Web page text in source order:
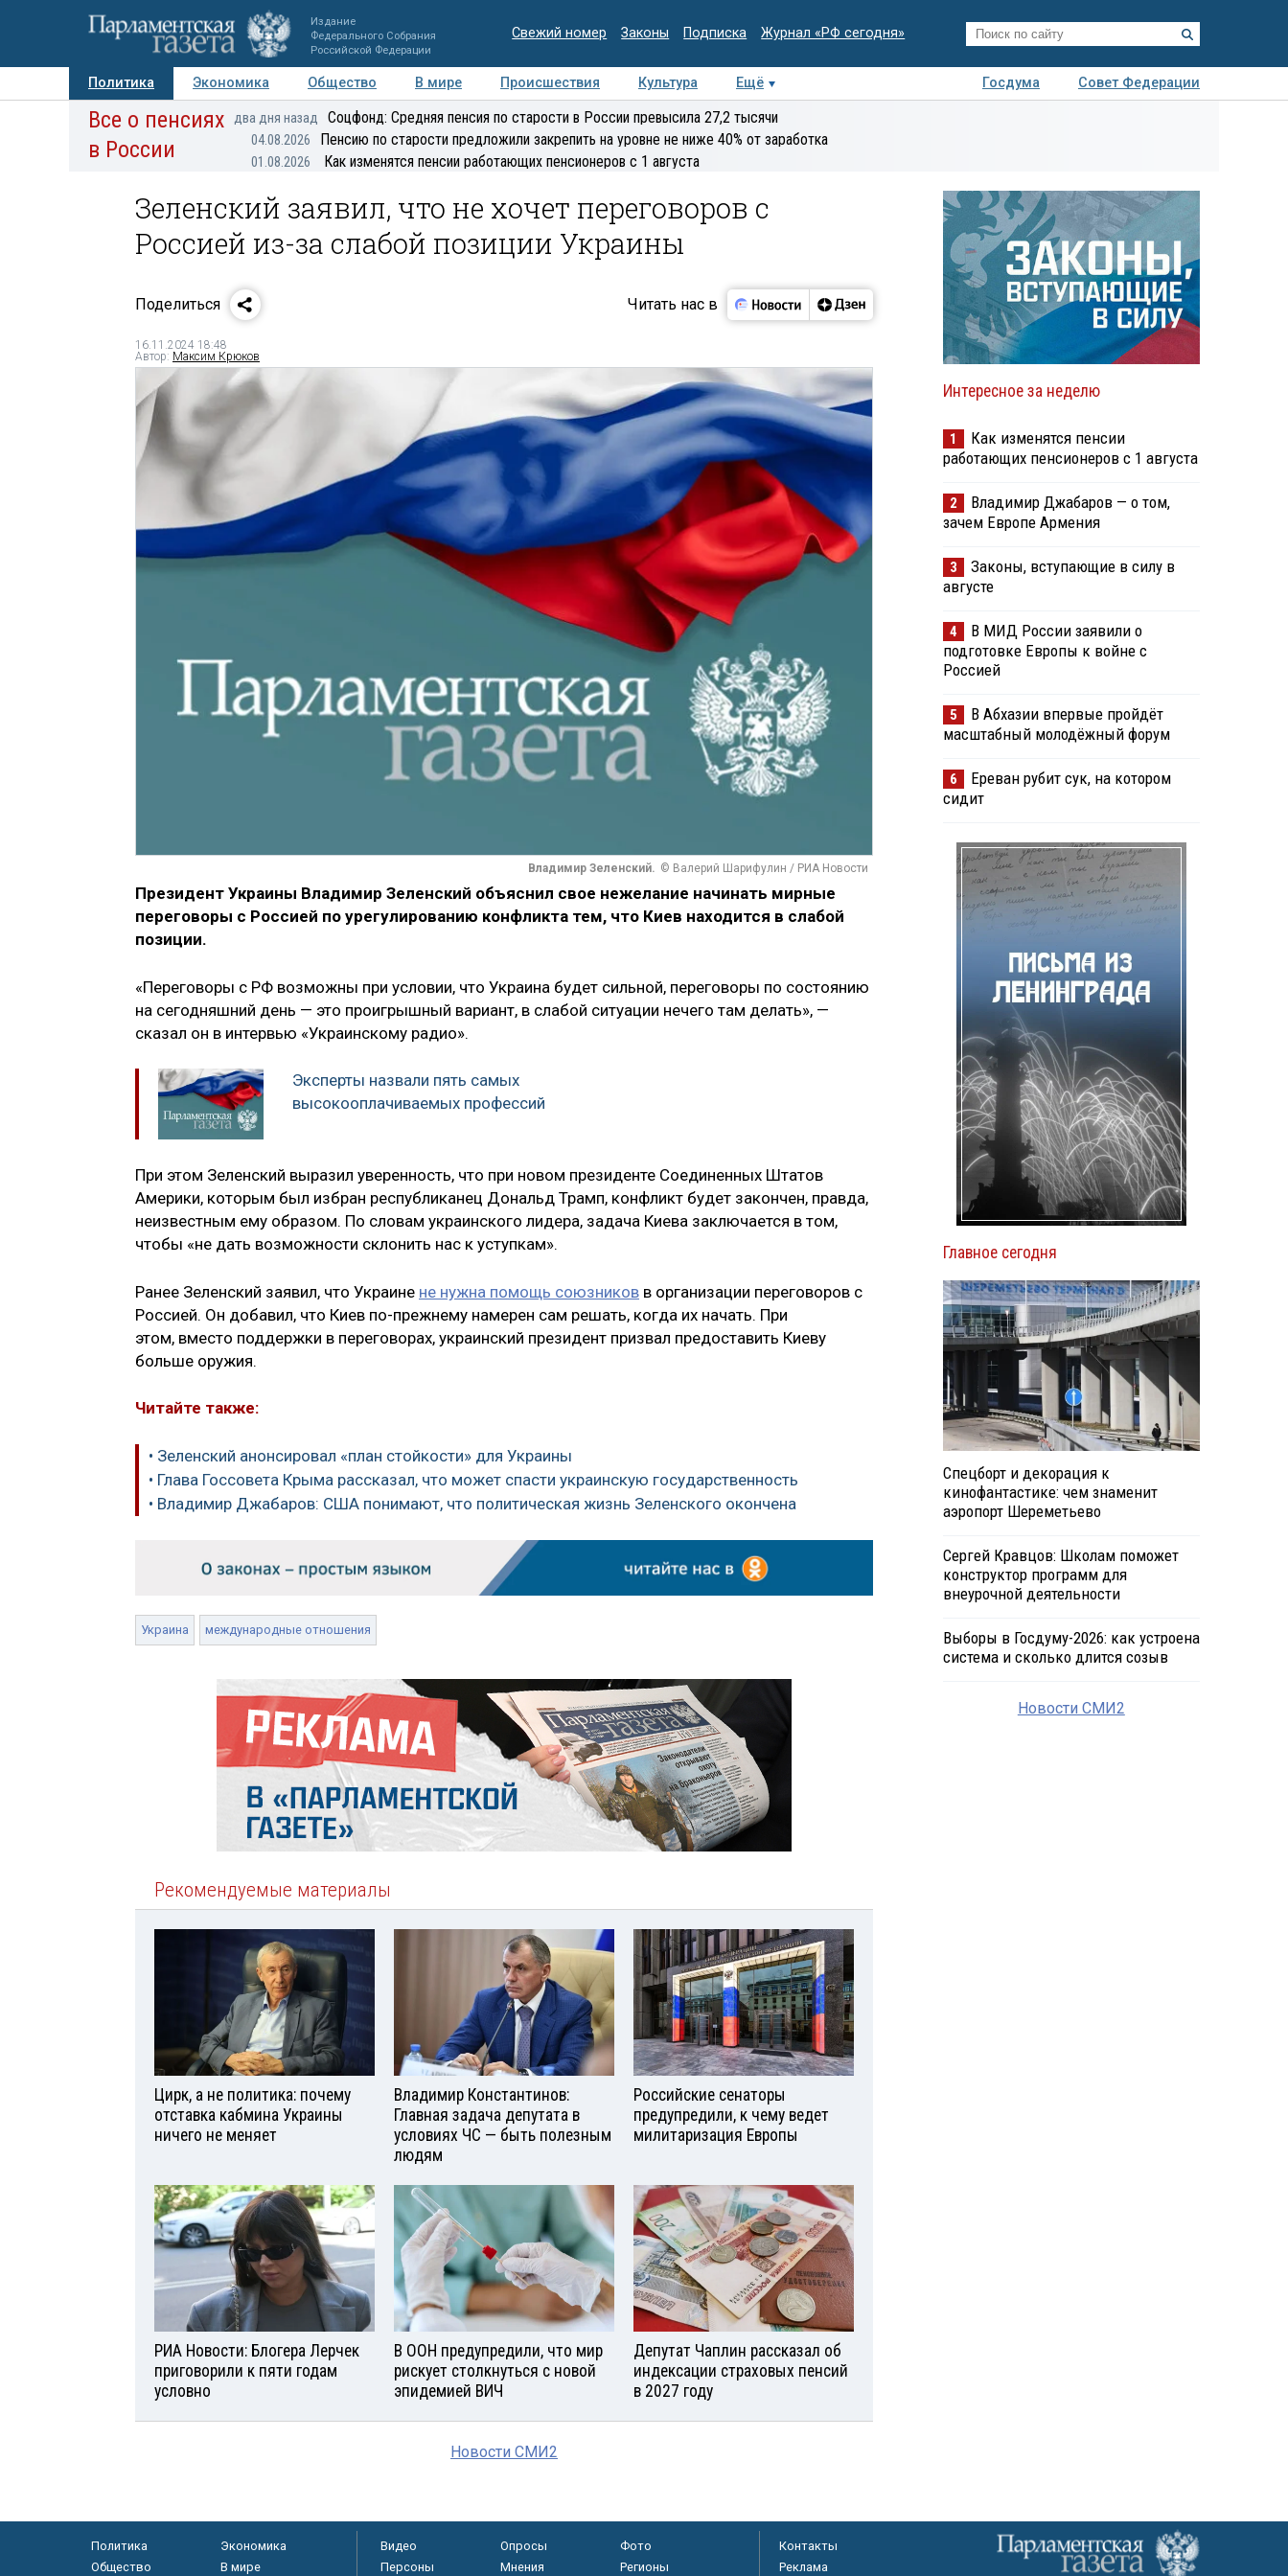
Издание
Федерального Собрания
Российской Федерации
Свежий номер Законы Подписка Журнал «РФ сегодня»
Политика Экономика Общество В мире Происшествия Культура Ещё Госдума
Совет Федерации
Авторы Персоны Мнения Регионы Медиацентр Интервью Колумнисты
Все о пенсиях
в России
два дня назад Соцфонд: Средняя пенсия по старости в России превысила 27,2 тысячи
04.08.2026 Пенсию по старости предложили закрепить на уровне не ниже 40% от заработка
01.08.2026 Как изменятся пенсии работающих пенсионеров с 1 августа
Зеленский заявил, что не хочет переговоров с
Россией из-за слабой позиции Украины
Поделиться Читать нас в
16.11.2024 18:48
Автор: Максим Крюков
Владимир Зеленский. © Валерий Шарифулин / РИА Новости
Президент Украины Владимир Зеленский объяснил свое нежелание начинать мирные
переговоры с Россией по урегулированию конфликта тем, что Киев находится в слабой
позиции.
«Переговоры с РФ возможны при условии, что Украина будет сильной, переговоры по состоянию
на сегодняшний день — это проигрышный вариант, в слабой ситуации нечего там делать», —
сказал он в интервью «Украинскому радио».
Эксперты назвали пять самых
высокооплачиваемых профессий
При этом Зеленский выразил уверенность, что при новом президенте Соединенных Штатов
Америки, которым был избран республиканец Дональд Трамп, конфликт будет закончен, правда,
неизвестным ему образом. По словам украинского лидера, задача Киева заключается в том,
чтобы «не дать возможности склонить нас к уступкам».
Ранее Зеленский заявил, что Украине не нужна помощь союзников в организации переговоров с
Россией. Он добавил, что Киев по-прежнему намерен сам решать, когда их начать. При
этом, вместо поддержки в переговорах, украинский президент призвал предоставить Киеву
больше оружия.
Читайте также:
• Зеленский анонсировал «план стойкости» для Украины
• Глава Госсовета Крыма рассказал, что может спасти украинскую государственность
• Владимир Джабаров: США понимают, что политическая жизнь Зеленского окончена
Украина международные отношения
Рекомендуемые материалы
Цирк, а не политика: почему
отставка кабмина Украины
ничего не меняет
Владимир Константинов:
Главная задача депутата в
условиях ЧС — быть полезным
людям
Российские сенаторы
предупредили, к чему ведет
милитаризация Европы
РИА Новости: Блогера Лерчек
приговорили к пяти годам
условно
В ООН предупредили, что мир
рискует столкнуться с новой
эпидемией ВИЧ
Депутат Чаплин рассказал об
индексации страховых пенсий
в 2027 году
Новости СМИ2
Интересное за неделю
1
Как изменятся пенсии
работающих пенсионеров с 1 августа
2
Владимир Джабаров — о том,
зачем Европе Армения
3
Законы, вступающие в силу в
августе
4
В МИД России заявили о
подготовке Европы к войне с
Россией
5
В Абхазии впервые пройдёт
масштабный молодёжный форум
6
Ереван рубит сук, на котором
сидит
Главное сегодня
Спецборт и декорация к
кинофантастике: чем знаменит
аэропорт Шереметьево
Сергей Кравцов: Школам поможет
конструктор программ для
внеурочной деятельности
Выборы в Госдуму-2026: как устроена
система и сколько длится созыв
Новости СМИ2
Политика
Экономика
Общество
В мире
Видео Опросы
Фото
Персоны
Мнения Регионы
Контакты
Реклама